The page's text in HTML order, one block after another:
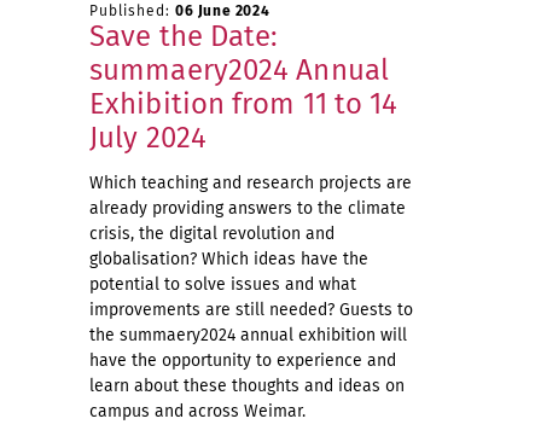
Published: 06 June 2024
Save the Date:
summaery2024 Annual
Exhibition from 11 to 14
July 2024
Which teaching and research projects are
already providing answers to the climate
crisis, the digital revolution and
globalisation? Which ideas have the
potential to solve issues and what
improvements are still needed? Guests to
the summaery2024 annual exhibition will
have the opportunity to experience and
learn about these thoughts and ideas on
campus and across Weimar.